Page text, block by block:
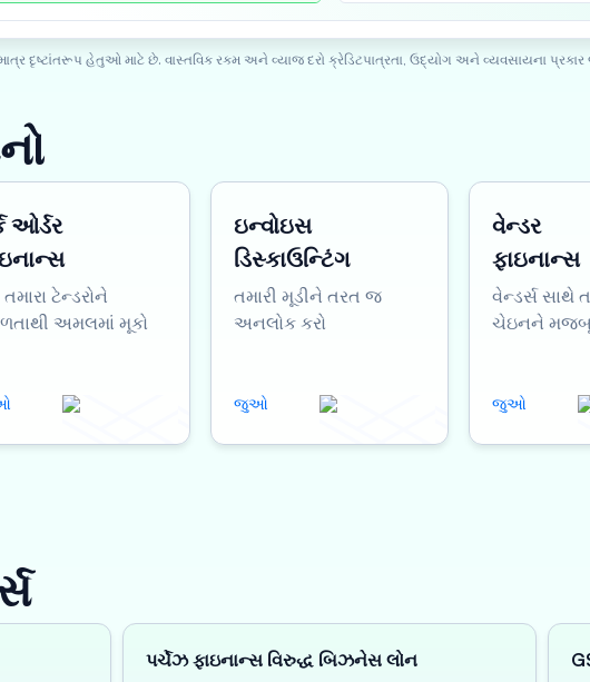
દૃષ્ટાંતરૂપ હેતુઓ માટે છે. વાસ્તવિક રકમ અને વ્યાજ દરો ક્રેડિટપાત્રતા, ઉદ્યોગ અને વ્યવસાયના
ઓર્ડર
ટેન્ડરોને
અમલમાં મૂકો
ઇન્વોઇસ
ડિસ્કાઉન્ટિંગ
તમારી મૂડીને તરત જ
અનલોક કરો
જુઓ
વેન્ડર
ફાઇનાન્સ
વેન્ડર્સ સાથે
ચેઇનને
જુઓ
પર્ચેઝ ફાઇનાન્સ વિરુદ્ધ બિઝનેસ લોન